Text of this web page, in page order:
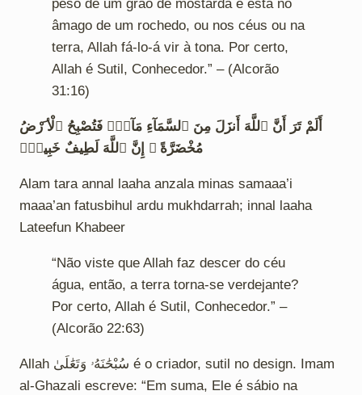
peso de um grão de mostarda e está no
âmago de um rochedo, ou nos céus ou na
terra, Allah fá-lo-á vir à tona. Por certo,
Allah é Sutil, Conhecedor.” – (Alcorão
31:16)
أَلَمْ تَرَ أَنَّ ٱللَّهَ أَنزَلَ مِنَ ٱلسَّمَآءِ مَآءًۭ فَتُصْبِحُ ٱلْأ َرْضُ
مُخْضَرَّةً ۗ إِنَّ ٱللَّهَ لَطِيفٌ خَبِيرٌۭ
Alam tara annal laaha anzala minas samaaa’i
maaa’an fatusbihul ardu mukhdarrah; innal laaha
Lateefun Khabeer
“Não viste que Allah faz descer do céu
água, então, a terra torna-se verdejante?
Por certo, Allah é Sutil, Conhecedor.” –
(Alcorão 22:63)
Allah سُبْحَٰنَهُۥ وَتَعَٰلَىٰ é o criador, sutil no design. Imam
al-Ghazali escreve: “Em suma, Ele é sábio na